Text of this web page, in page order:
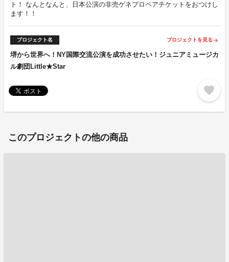
ト！ なんとなんと、日本公演の非売ゲネプロペアチケットをおつけし
ます！！
プロジェクト名 プロジェクトを見る arrow_forward
堺から世界へ！NY国際交流公演を成功させたい！ジュニアミュージカ
ル劇団Little★Star
favorite
このプロジェクトの他の商品